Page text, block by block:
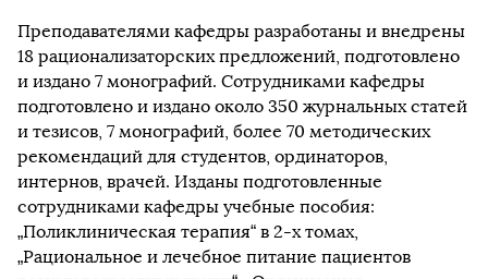
Преподавателями кафедры разработаны и внедрены
18 рационализаторских предложений, подготовлено
и издано 7 монографий. Сотрудниками кафедры
подготовлено и издано около 350 журнальных статей
и тезисов, 7 монографий, более 70 методических
рекомендаций для студентов, ординаторов,
интернов, врачей. Изданы подготовленные
сотрудниками кафедры учебные пособия:
„Поликлиническая терапия“ в 2-х томах,
„Рациональное и лечебное питание пациентов